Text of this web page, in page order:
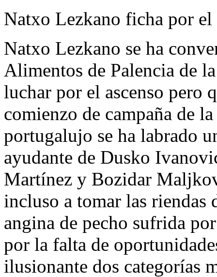
Natxo Lezkano ficha por
Natxo Lezkano se ha
Alimentos de Palencia de
luchar por el ascenso pero
comienzo de campaña de
portugalujo se ha labrado
ayudante de Dusko
Martínez y Bozidar
incluso a tomar las riendas
angina de pecho sufrida
por la falta de
ilusionante dos categorías